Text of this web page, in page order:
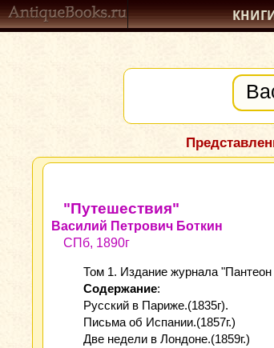
"Путешествия"
Василий Петрович Боткин
СПб, 1890г
Том 1. Издание журнала "Пантеон
Содержание:
Русский в Париже.(1835г).
Письма об Испании.(1857г.)
Две недели в Лондоне.(1859г.)